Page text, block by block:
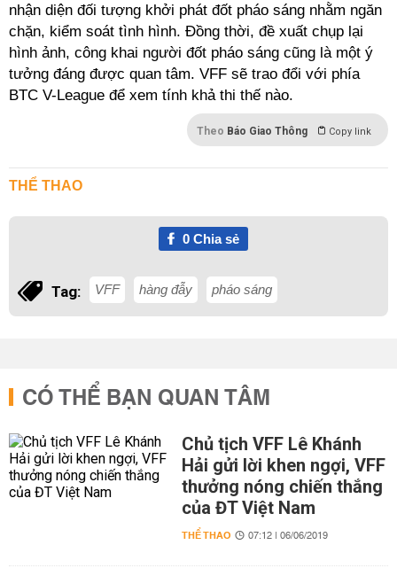
nhận diện đối tượng khởi phát đốt pháo sáng nhằm ngăn
chặn, kiểm soát tình hình. Đồng thời, đề xuất chụp lại
hình ảnh, công khai người đốt pháo sáng cũng là một ý
tưởng đáng được quan tâm. VFF sẽ trao đổi với phía
BTC V-League để xem tính khả thi thế nào.
Theo Báo Giao Thông Copy link
THỂ THAO
0Chia sẻ
Tag: VFF hàng đẫy pháo sáng
CÓ THỂ BẠN QUAN TÂM
Chủ tịch VFF Lê Khánh
Hải gửi lời khen ngợi, VFF
thưởng nóng chiến thắng
của ĐT Việt Nam
THỂ THAO 07:12 | 06/06/2019